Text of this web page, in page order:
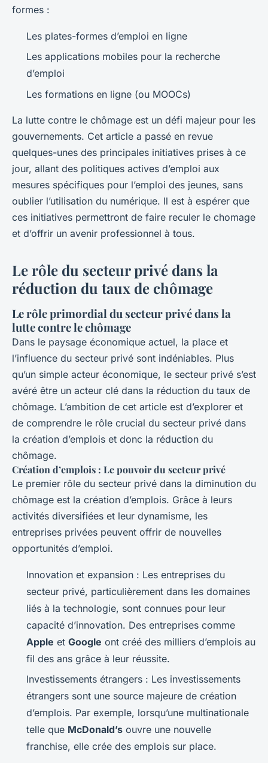
formes :
Les plates-formes d’emploi en ligne
Les applications mobiles pour la recherche
d’emploi
Les formations en ligne (ou MOOCs)
La lutte contre le chômage est un défi majeur pour les
gouvernements. Cet article a passé en revue
quelques-unes des principales initiatives prises à ce
jour, allant des politiques actives d’emploi aux
mesures spécifiques pour l’emploi des jeunes, sans
oublier l’utilisation du numérique. Il est à espérer que
ces initiatives permettront de faire reculer le chomage
et d’offrir un avenir professionnel à tous.
Le rôle du secteur privé dans la
réduction du taux de chômage
Le rôle primordial du secteur privé dans la
lutte contre le chômage
Dans le paysage économique actuel, la place et
l’influence du secteur privé sont indéniables. Plus
qu’un simple acteur économique, le secteur privé s’est
avéré être un acteur clé dans la réduction du taux de
chômage. L’ambition de cet article est d’explorer et
de comprendre le rôle crucial du secteur privé dans
la création d’emplois et donc la réduction du
chômage.
Création d’emplois : Le pouvoir du secteur privé
Le premier rôle du secteur privé dans la diminution du
chômage est la création d’emplois. Grâce à leurs
activités diversifiées et leur dynamisme, les
entreprises privées peuvent offrir de nouvelles
opportunités d’emploi.
Innovation et expansion : Les entreprises du
secteur privé, particulièrement dans les domaines
liés à la technologie, sont connues pour leur
capacité d’innovation. Des entreprises comme
Apple et Google ont créé des milliers d’emplois au
fil des ans grâce à leur réussite.
Investissements étrangers : Les investissements
étrangers sont une source majeure de création
d’emplois. Par exemple, lorsqu’une multinationale
telle que McDonald’s ouvre une nouvelle
franchise, elle crée des emplois sur place.